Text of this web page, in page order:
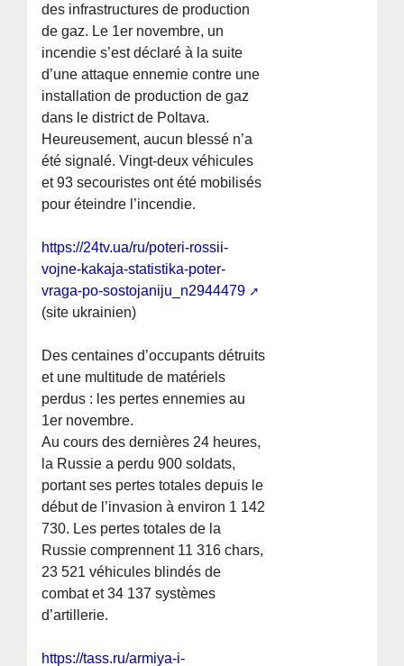
des infrastructures de production
de gaz. Le 1er novembre, un
incendie s’est déclaré à la suite
d’une attaque ennemie contre une
installation de production de gaz
dans le district de Poltava.
Heureusement, aucun blessé n’a
été signalé. Vingt-deux véhicules
et 93 secouristes ont été mobilisés
pour éteindre l’incendie.
https://24tv.ua/ru/poteri-rossii-
vojne-kakaja-statistika-poter-
vraga-po-sostojaniju_n2944479
(site ukrainien)
Des centaines d’occupants détruits
et une multitude de matériels
perdus : les pertes ennemies au
1er novembre.
Au cours des dernières 24 heures,
la Russie a perdu 900 soldats,
portant ses pertes totales depuis le
début de l’invasion à environ 1 142
730. Les pertes totales de la
Russie comprennent 11 316 chars,
23 521 véhicules blindés de
combat et 34 137 systèmes
d’artillerie.
https://tass.ru/armiya-i-